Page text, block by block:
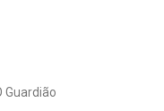
Guardião